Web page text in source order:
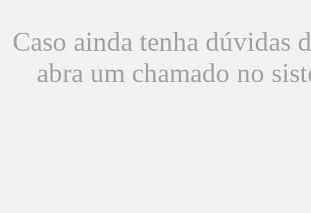
Caso ainda tenha dúvidas
abra um chamado no